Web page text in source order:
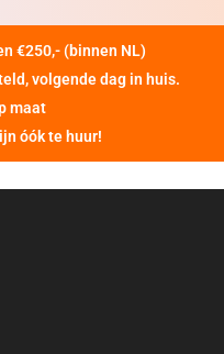
€250,- (binnen NL)
volgende dag in huis.
maat
óók te huur!